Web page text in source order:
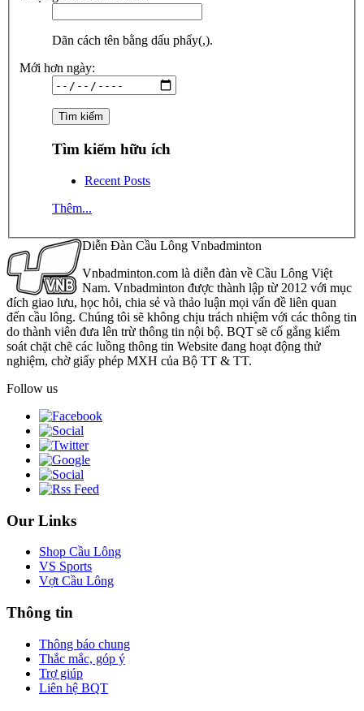
Dãn cách tên bằng dấu phẩy(,).
Mới hơn ngày:
Tìm kiếm hữu ích
Recent Posts
Thêm...
Diễn Đàn Cầu Lông Vnbadminton
Vnbadminton.com là diễn đàn về Cầu Lông Việt
Nam. Vnbadminton được thành lập từ 2012 với mục
đích giao lưu, học hỏi, chia sẻ và thảo luận mọi vấn đề liên quan
đến cầu lông. Chúng tôi sẽ không chịu trách nhiệm với các thông tin
do thành viên đưa lên trừ thông tin nội bộ. BQT sẽ cố gắng kiểm
soát chặt chẽ các luồng thông tin Website đang hoạt động thử
nghiệm, chờ giấy phép MXH của Bộ TT & TT.
Follow us
Our Links
Shop Cầu Lông
VS Sports
Vợt Cầu Lông
Thông tin
Thông báo chung
Thắc mắc, góp ý
Trợ giúp
Liên hệ BQT